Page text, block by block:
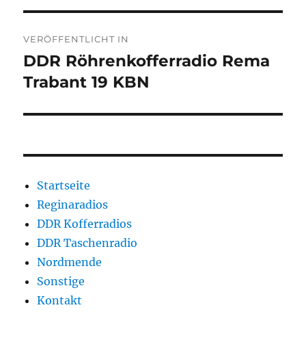
VERÖFFENTLICHT IN
DDR Röhrenkofferradio Rema
Trabant 19 KBN
Startseite
Reginaradios
DDR Kofferradios
DDR Taschenradio
Nordmende
Sonstige
Kontakt